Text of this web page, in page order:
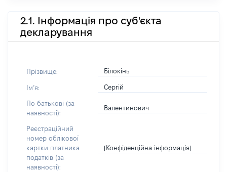
2.1. Інформація про суб'єкта
декларування
Прізвище: Білокінь
Імʼя: Сергій
По батькові (за
наявності):
Валентинович
Реєстраційний
номер облікової
картки платника
податків (за
наявності):
[Конфіденційна інформація]